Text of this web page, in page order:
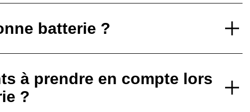
batterie ?
à prendre en compte lors
?